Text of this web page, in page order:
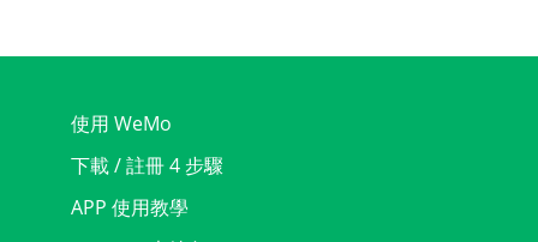
使用 WeMo
下載 / 註冊 4 步驟
APP 使用教學